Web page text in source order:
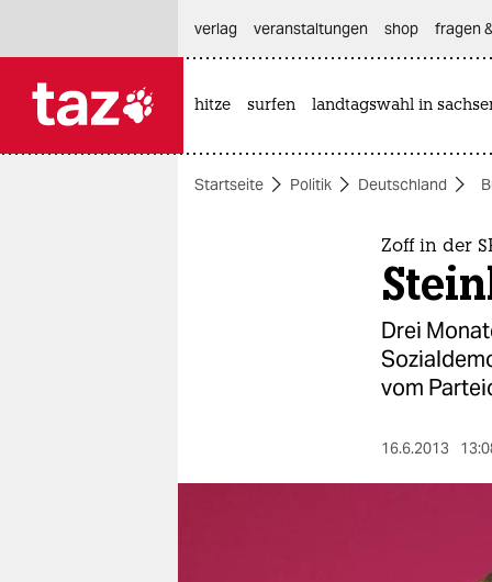
themen
verlag
veranstaltungen shop fragen
hitze surfen landtagswahl in
Startseite Politik Deutschland
Zoff in der
Drei
vom
16.6.2013